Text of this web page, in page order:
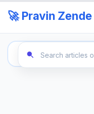
🚀 Pravin Zende